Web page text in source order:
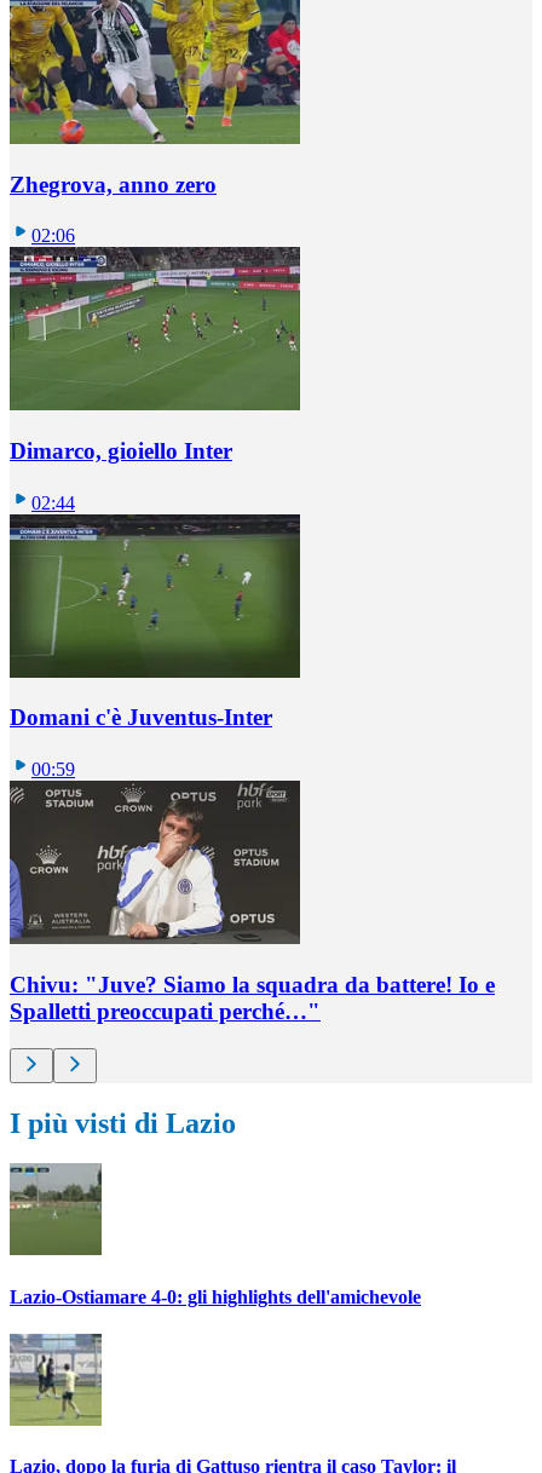
Zhegrova, anno zero
02:06
Dimarco, gioiello Inter
02:44
Domani c'è Juventus-Inter
00:59
Chivu: "Juve? Siamo la squadra da battere! Io e
Spalletti preoccupati perché…"
I più visti di Lazio
Lazio-Ostiamare 4-0: gli highlights dell'amichevole
Lazio, dopo la furia di Gattuso rientra il caso Taylor: il